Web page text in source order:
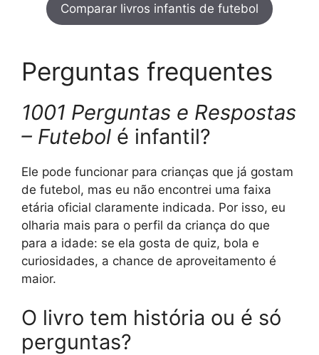
Comparar livros infantis de futebol
Perguntas frequentes
1001 Perguntas e Respostas
– Futebol é infantil?
Ele pode funcionar para crianças que já gostam
de futebol, mas eu não encontrei uma faixa
etária oficial claramente indicada. Por isso, eu
olharia mais para o perfil da criança do que
para a idade: se ela gosta de quiz, bola e
curiosidades, a chance de aproveitamento é
maior.
O livro tem história ou é só
perguntas?